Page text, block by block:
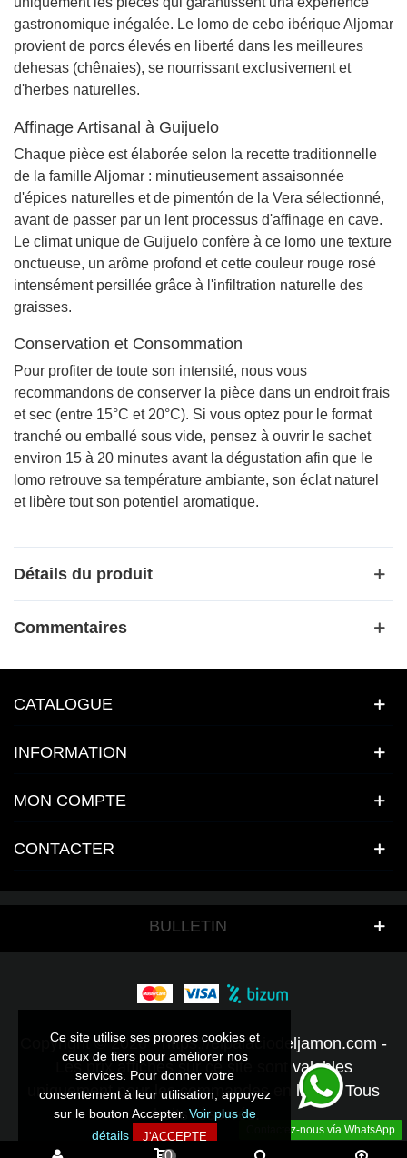
Ce site utilise ses propres cookies et
ceux de tiers pour améliorer nos
services. Pour donner votre
consentement à leur utilisation, appuyez
sur le bouton Accepter. Voir plus de
détails
J'ACCEPTE
gastronomique inégalée. Le lomo de cebo ibérique Aljomar
provient de porcs élevés en liberté dans les meilleures
dehesas (chênaies), se nourrissant exclusivement et
d'herbes naturelles.
Affinage Artisanal à Guijuelo
Chaque pièce est élaborée selon la recette traditionnelle
de la famille Aljomar : minutieusement assaisonnée
d'épices naturelles et de pimentón de la Vera sélectionné,
avant de passer par un lent processus d'affinage en cave.
Le climat unique de Guijuelo confère à ce lomo une texture
onctueuse, un arôme profond et cette couleur rouge rosé
intensément persillée grâce à l'infiltration naturelle des
graisses.
Conservation et Consommation
Pour profiter de toute son intensité, nous vous
recommandons de conserver la pièce dans un endroit frais
et sec (entre 15°C et 20°C). Si vous optez pour le format
tranché ou emballé sous vide, pensez à ouvrir le sachet
environ 15 à 20 minutes avant la dégustation afin que le
lomo retrouve sa température ambiante, son éclat naturel
et libère tout son potentiel aromatique.
Détails du produit
Commentaires
CATALOGUE
INFORMATION
MON COMPTE
CONTACTER
Ce site utilise ses propres cookies et
ceux de tiers pour améliorer nos
services. Pour donner votre
consentement à leur utilisation, appuyez
sur le bouton Accepter. Voir plus de
détails
J'ACCEPTE Contactez-nous vía WhatsApp
BULLETIN
Copyright © 2026 - https://elpalaciodeljamon.com -
Les prix affichés sur ce site sont valables
uniquement pour les commandes en ligne - Tous
droits réservés.